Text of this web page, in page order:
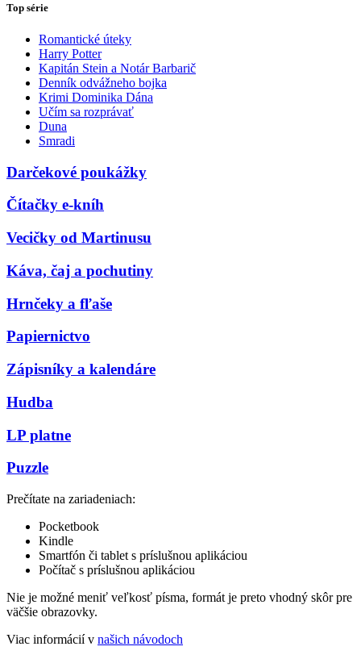
Top série
Romantické úteky
Harry Potter
Kapitán Stein a Notár Barbarič
Denník odvážneho bojka
Krimi Dominika Dána
Učím sa rozprávať
Duna
Smradi
Darčekové poukážky
Čítačky e-kníh
Vecičky od Martinusu
Káva, čaj a pochutiny
Hrnčeky a fľaše
Papiernictvo
Zápisníky a kalendáre
Hudba
LP platne
Puzzle
Prečítate na zariadeniach:
Pocketbook
Kindle
Smartfón či tablet s príslušnou aplikáciou
Počítač s príslušnou aplikáciou
Nie je možné meniť veľkosť písma, formát je preto vhodný skôr pre
väčšie obrazovky.
Viac informácií v našich návodoch